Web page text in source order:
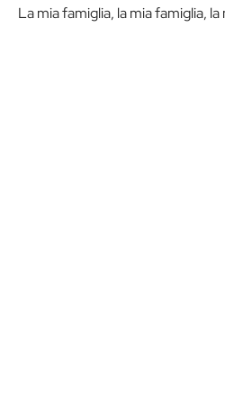
La mia famiglia, la mia famiglia,